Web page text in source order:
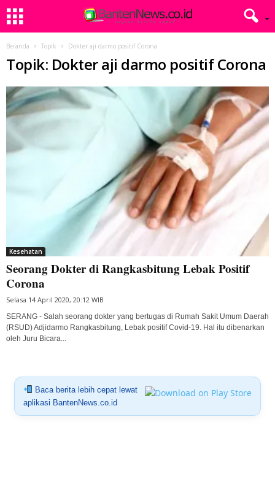
Beranda Topik Dokter aji darmo positif Corona
Topik: Dokter aji darmo positif Corona
Kesehatan
Seorang Dokter di Rangkasbitung Lebak Positif
Corona
Selasa 14 April 2020, 20:12 WIB
SERANG - Salah seorang dokter yang bertugas di Rumah Sakit Umum Daerah
(RSUD) Adjidarmo Rangkasbitung, Lebak positif Covid-19. Hal itu dibenarkan
oleh Juru Bicara...
Baca berita lebih cepat lewat
aplikasi BantenNews.co.id